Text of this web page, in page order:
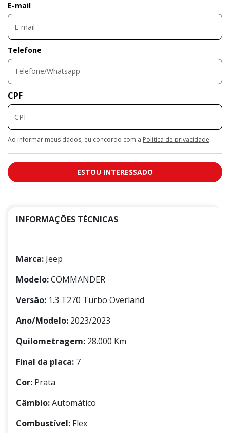
E-mail
Telefone
CPF
Ao informar meus dados, eu concordo com a Política de privacidade.
ESTOU INTERESSADO
INFORMAÇÕES TÉCNICAS
Marca: Jeep
Modelo:COMMANDER
Versão: 1.3 T270 Turbo Overland
Ano/Modelo: 2023/2023
Quilometragem: 28.000 Km
Final da placa: 7
Cor: Prata
Câmbio:Automático
Combustível: Flex